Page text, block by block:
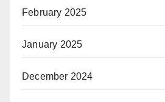
February 2025
January 2025
December 2024